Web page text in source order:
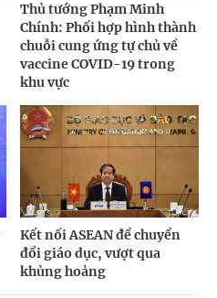
Thủ tướng Phạm Minh
Chính: Phối hợp hình thành
chuỗi cung ứng tự chủ về
vaccine COVID-19 trong
khu vực
Kết nối ASEAN để chuyển
đổi giáo dục, vượt qua
khủng hoảng